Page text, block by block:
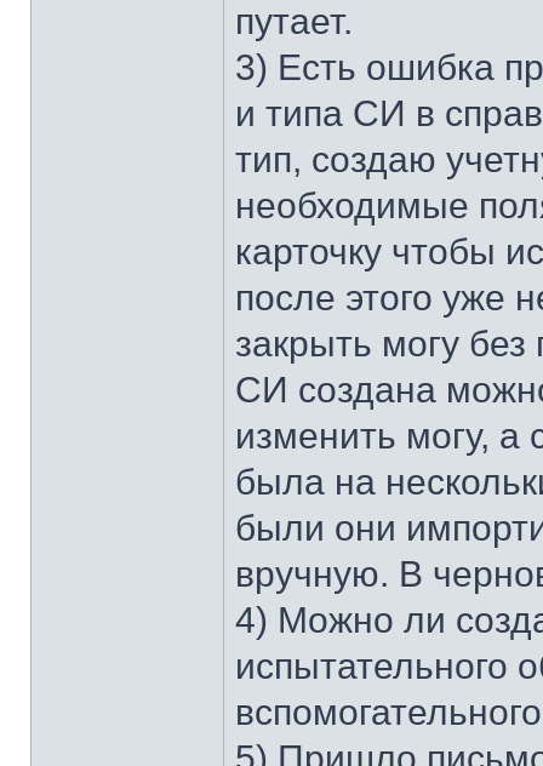
путает.
3) Есть ошибка
и типа СИ в
тип, создаю
необходимые
карточку чтобы
после этого уже
закрыть могу
СИ создана
изменить могу, а
была на
были они
вручную. В
4) Можно ли
испытательного